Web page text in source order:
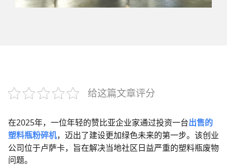
给这篇文章评分
在2025年，一位年轻的赞比亚企业家通过投资一台出售的
塑料瓶粉碎机，迈出了建设更加绿色未来的第一步。该创业
公司位于卢萨卡，旨在解决当地社区日益严重的塑料瓶废物
问题。